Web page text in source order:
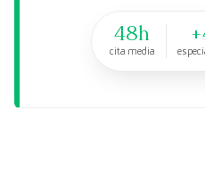
48h
cita media